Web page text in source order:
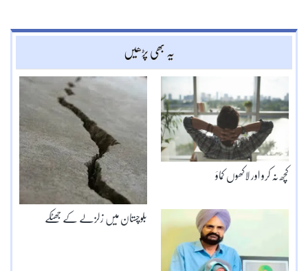
یہ بھی پڑھیں
بلوچستان میں زلزلے کے جھٹکے
کچھ نہ کرو اور لاکھوں کماؤ